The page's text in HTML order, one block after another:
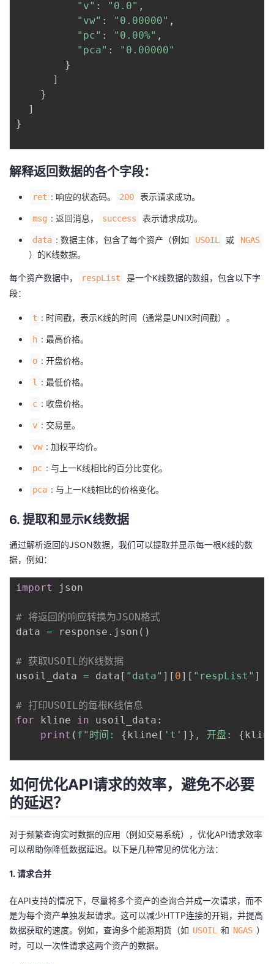
"v" : "0.0" ,
"vw" : "0.00000" ,
"pc" : "0.00%" ,
"pca" :
"0.00000"
}
]
}
]
}
解释返回数据的各个字段：
ret : 响应的状态码。 200 表示请求成功。
msg : 返回消息， success 表示请求成功。
data : 数据主体，包含了每个资产（例如 USOIL 或 NGAS
）的K线数据。
每个资产数据中， respList
是一个K线数据的数组，包含以下字
段：
t : 时间戳，表示K线的时间（通常是UNIX时间戳）。
h : 最高价格。
o : 开盘价格。
l : 最低价格。
c : 收盘价格。
v : 交易量。
vw : 加权平均价。
pc : 与上一K线相比的百分比变化。
pca : 与上一K线相比的价格变化。
6. 提取和显示K线数据
通过解析返回的JSON数据，我们可以提取并显示每一根K线的数
据，例如：
import json
# 将返回的响应转换为JSON格式
data = response . json ( )
# 获取USOIL的K线数据
usoil_data = data [ "data" ] [ 0] [ "respList" ]
# 打印USOIL的每根K线信息
for kline in usoil_data :
print ( f"时间: {kline [ 't' ] } , 开盘: {
如何优化API请求的效率，避免不必要
的延迟？
对于频繁查询实时数据的应用（例如交易系统），优化API请求效率
可以帮助你降低数据延迟。以下是几种常见的优化方法：
1. 请求合并
在API支持的情况下，尽量将多个资产的查询合并成一次请求，而不
是为每个资产单独发起请求。这可以减少HTTP连接的开销，并提高
数据获取的速度。例如，查询多个能源期货（如 USOIL 和 NGAS ）
时，可以一次性请求这两个资产的数据。